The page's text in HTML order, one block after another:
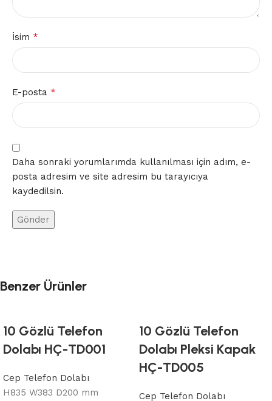
İsim *
E-posta *
Daha sonraki yorumlarımda kullanılması için adım, e-
posta adresim ve site adresim bu tarayıcıya
kaydedilsin.
Benzer Ürünler
10 Gözlü Telefon
Dolabı HÇ-TD001
Cep Telefon Dolabı
H835 W383 D200 mm
10 Gözlü Telefon
Dolabı Pleksi Kapak
HÇ-TD005
Cep Telefon Dolabı